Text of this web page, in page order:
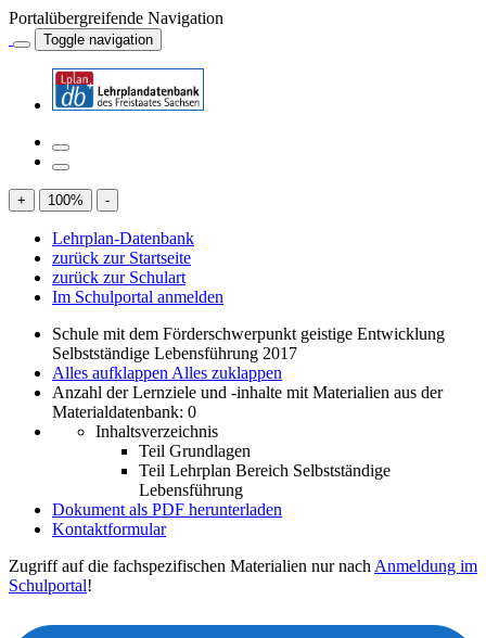
Portalübergreifende Navigation
Toggle navigation
+ 100% -
Lehrplan-Datenbank
zurück zur Startseite
zurück zur Schulart
Im Schulportal anmelden
Schule mit dem Förderschwerpunkt geistige Entwicklung
Selbstständige Lebensführung 2017
Alles aufklappen Alles zuklappen
Anzahl der Lernziele und -inhalte mit Materialien aus der
Materialdatenbank: 0
Inhaltsverzeichnis
Teil Grundlagen
Teil Lehrplan Bereich Selbstständige
Lebensführung
Dokument als PDF herunterladen
Kontaktformular
Zugriff auf die fachspezifischen Materialien nur nach Anmeldung im
Schulportal!